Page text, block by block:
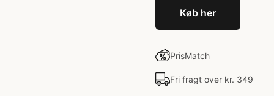
Køb her
PrisMatch
Fri fragt over kr. 349